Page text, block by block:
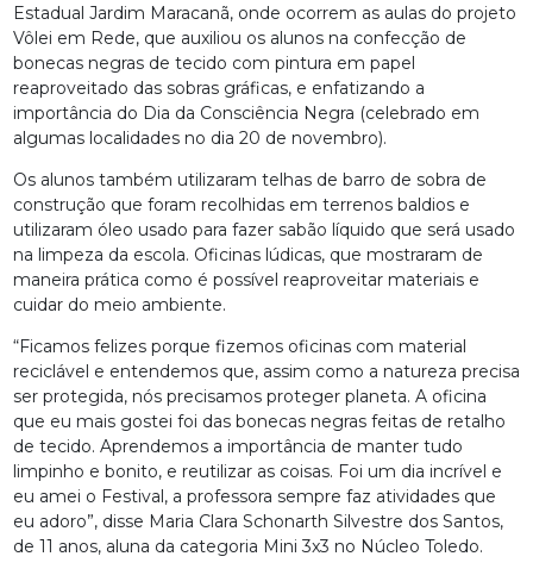
Estadual Jardim Maracanã, onde ocorrem as aulas do projeto
Vôlei em Rede, que auxiliou os alunos na confecção de
bonecas negras de tecido com pintura em papel
reaproveitado das sobras gráficas, e enfatizando a
importância do Dia da Consciência Negra (celebrado em
algumas localidades no dia 20 de novembro).
Os alunos também utilizaram telhas de barro de sobra de
construção que foram recolhidas em terrenos baldios e
utilizaram óleo usado para fazer sabão líquido que será usado
na limpeza da escola. Oficinas lúdicas, que mostraram de
maneira prática como é possível reaproveitar materiais e
cuidar do meio ambiente.
“Ficamos felizes porque fizemos oficinas com material
reciclável e entendemos que, assim como a natureza precisa
ser protegida, nós precisamos proteger planeta. A oficina
que eu mais gostei foi das bonecas negras feitas de retalho
de tecido. Aprendemos a importância de manter tudo
limpinho e bonito, e reutilizar as coisas. Foi um dia incrível e
eu amei o Festival, a professora sempre faz atividades que
eu adoro”, disse Maria Clara Schonarth Silvestre dos Santos,
de 11 anos, aluna da categoria Mini 3x3 no Núcleo Toledo.